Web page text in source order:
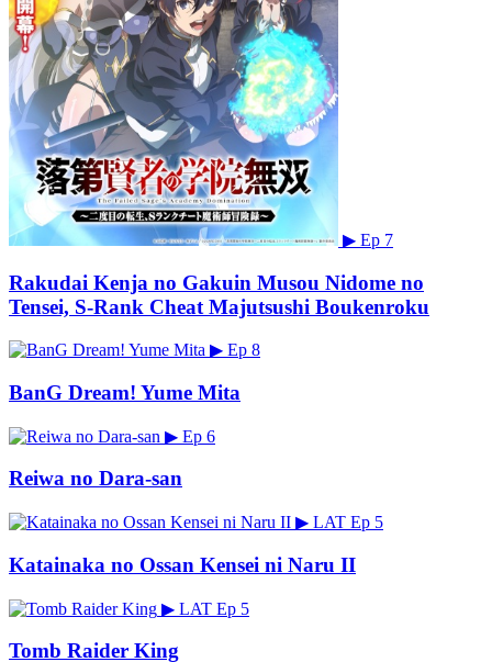
▶ Ep 7
Rakudai Kenja no Gakuin Musou Nidome no
Tensei, S-Rank Cheat Majutsushi Boukenroku
▶ Ep 8
BanG Dream! Yume Mita
▶ Ep 6
Reiwa no Dara-san
▶ LAT Ep 5
Katainaka no Ossan Kensei ni Naru II
▶ LAT Ep 5
Tomb Raider King